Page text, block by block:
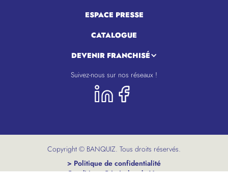
ESPACE PRESSE
CATALOGUE
DEVENIR FRANCHISÉ
Suivez-nous sur nos réseaux !
Copyright © BANQUIZ. Tous droits réservés.
> Politique de confidentialité
> Conditions Générales de Vente